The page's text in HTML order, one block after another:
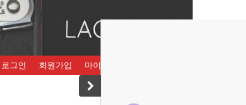
로그인 회원가입 마이페이지